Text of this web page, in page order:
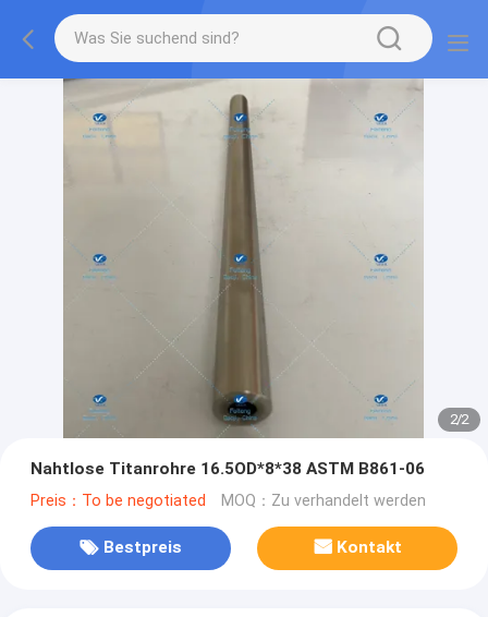
2/2
Nahtlose Titanrohre 16.5OD*8*38 ASTM B861-06
Preis：To be negotiated MOQ：Zu verhandelt werden
Bestpreis Kontakt